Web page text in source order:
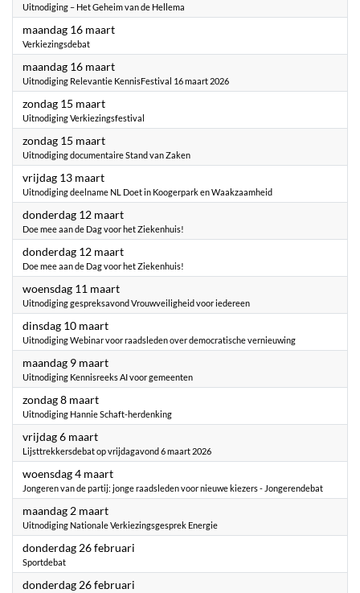
Uitnodiging – Het Geheim van de Hellema
maandag 16 maart2026
Verkiezingsdebat
maandag 16 maart2026
Uitnodiging Relevantie KennisFestival 16 maart 2026
zondag 15 maart2026
Uitnodiging Verkiezingsfestival
zondag 15 maart2026
Uitnodiging documentaire Stand van Zaken
vrijdag 13 maart2026
Uitnodiging deelname NL Doet in Koogerpark en Waakzaamheid
donderdag 12 maart2026
Doe mee aan de Dag voor het Ziekenhuis!
donderdag 12 maart2026
Doe mee aan de Dag voor het Ziekenhuis!
woensdag 11 maart2026
Uitnodiging gespreksavond Vrouwveiligheid voor iedereen
dinsdag 10 maart2026
Uitnodiging Webinar voor raadsleden over democratische vernieuwing
maandag 9 maart2026
Uitnodiging Kennisreeks AI voor gemeenten
zondag 8 maart2026
Uitnodiging Hannie Schaft-herdenking
vrijdag 6 maart2026
Lijsttrekkersdebat op vrijdagavond 6 maart 2026
woensdag 4 maart2026
Jongeren van de partij: jonge raadsleden voor nieuwe kiezers - Jongerendebat
maandag 2 maart2026
Uitnodiging Nationale Verkiezingsgesprek Energie
donderdag 26 februari
Sportdebat
donderdag 26 februari